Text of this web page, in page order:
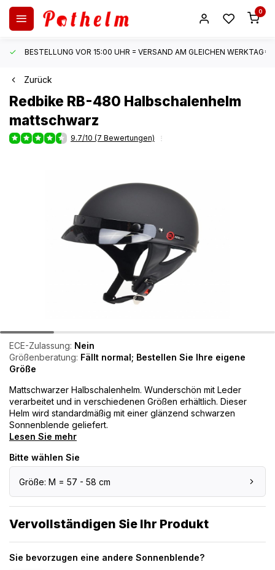
0
BESTELLUNG VOR 15:00 UHR = VERSAND AM GLEICHEN WERKTAG*
Zurück
Redbike RB-480 Halbschalenhelm
mattschwarz
9.7/10 (7 Bewertungen)
ECE-Zulassung: Nein
Größenberatung: Fällt normal; Bestellen Sie Ihre eigene
Größe
Mattschwarzer Halbschalenhelm. Wunderschön mit Leder
verarbeitet und in verschiedenen Größen erhältlich. Dieser
Helm wird standardmäßig mit einer glänzend schwarzen
Sonnenblende geliefert.
Lesen Sie mehr
Bitte wählen Sie
Größe: M = 57 - 58 cm
Vervollständigen Sie Ihr Produkt
Sie bevorzugen eine andere Sonnenblende?